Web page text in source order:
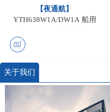
【夜通航】
YTH638W1A/DW1A 船用
关于我们